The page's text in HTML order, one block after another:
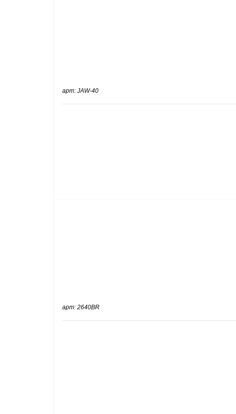
арт: JAW-40
арт: 2640BR